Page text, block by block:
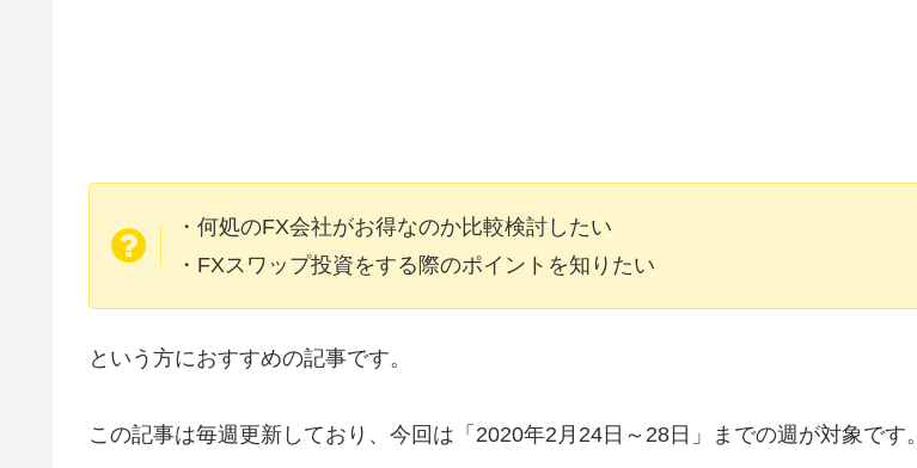
・何処のFX会社がお得なのか比較検討したい
・FXスワップ投資をする際のポイントを知りたい
という方におすすめの記事です。
この記事は毎週更新しており、今回は「2020年2月24日～28日」までの週が対象です。